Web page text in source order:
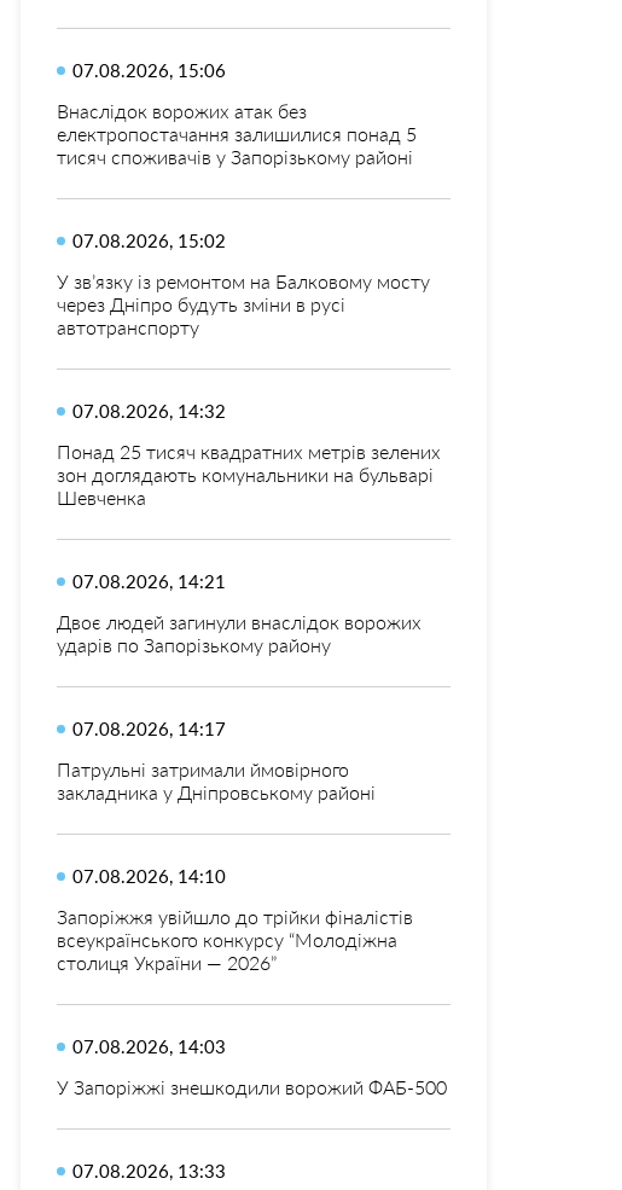
07.08.2026, 15:06
Внаслідок ворожих атак без
електропостачання залишилися понад 5
тисяч споживачів у Запорізькому районі
07.08.2026, 15:02
У зв’язку із ремонтом на Балковому мосту
через Дніпро будуть зміни в русі
автотранспорту
07.08.2026, 14:32
Понад 25 тисяч квадратних метрів зелених
зон доглядають комунальники на бульварі
Шевченка
07.08.2026, 14:21
Двоє людей загинули внаслідок ворожих
ударів по Запорізькому району
07.08.2026, 14:17
Патрульні затримали ймовірного
закладника у Дніпровському районі
07.08.2026, 14:10
Запоріжжя увійшло до трійки фіналістів
всеукраїнського конкурсу “Молодіжна
столиця України — 2026”
07.08.2026, 14:03
У Запоріжжі знешкодили ворожий ФАБ-500
07.08.2026, 13:33